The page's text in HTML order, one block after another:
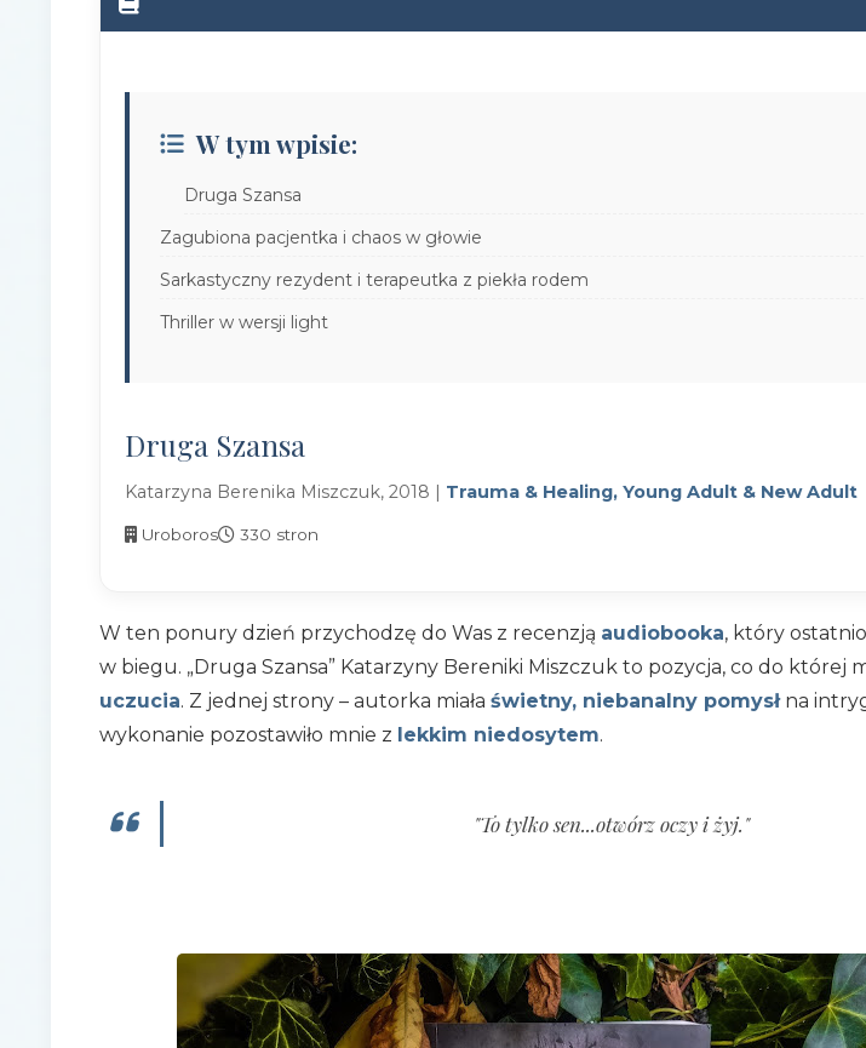
W tym wpisie:
Druga Szansa
Zagubiona pacjentka i chaos w głowie
Sarkastyczny rezydent i terapeutka z piekła rodem
Thriller w wersji light
Druga Szansa
Katarzyna Berenika Miszczuk, 2018 | Trauma & Healing, Young Adult & New Adult
Uroboros 330 stron
W ten ponury dzień przychodzę do Was z recenzją audiobooka, który
w biegu. „Druga Szansa” Katarzyny Bereniki Miszczuk to pozycja, co do której
uczucia. Z jednej strony – autorka miała świetny, niebanalny pomysłna
wykonanie pozostawiło mnie z lekkim niedosytem.
"To tylko sen...otwórz oczy i żyj."